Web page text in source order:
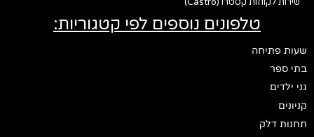
טלפונים נוספים לפי קטגוריות:
שעות פתיחה
בתי ספר
גני ילדים
קניונים
תחנות דלק